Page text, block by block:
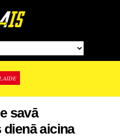
savā
dienā aicina